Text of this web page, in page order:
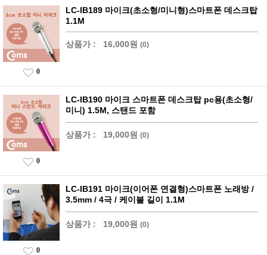
LC-IB189 마이크(초소형/미니형)스마트폰 데스크탑
1.1M
상품가 : 16,000원 (0)
0
LC-IB190 마이크 스마트폰 데스크탑 pc용(초소형/
미니) 1.5M, 스탠드 포함
상품가 : 19,000원 (0)
0
LC-IB191 마이크(이어폰 연결형)스마트폰 노래방 /
3.5mm / 4극 / 케이블 길이 1.1M
상품가 : 19,000원 (0)
0